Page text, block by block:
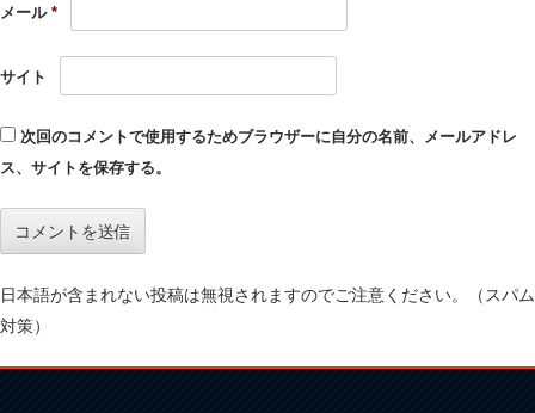
メール *
サイト
次回のコメントで使用するためブラウザーに自分の名前、メールアドレ
ス、サイトを保存する。
日本語が含まれない投稿は無視されますのでご注意ください。（スパム
対策）